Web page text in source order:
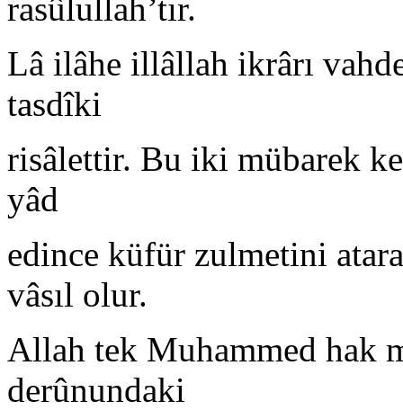
rasûlullah’tır.
Lâ ilâhe illâllah ikrârı
tasdîki
risâlettir. Bu iki mübarek
yâd
edince küfür zulmetini
vâsıl olur.
Allah tek Muhammed hak
derûnundaki